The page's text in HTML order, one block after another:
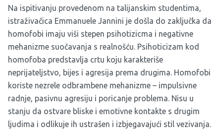
Na ispitivanju provedenom na talijanskim studentima,
istraživačica Emmanuele Jannini je došla do zaključka da
homofobi imaju viši stepen psihotizicma i negativne
mehanizme suočavanja s realnošću. Psihoticizam kod
homofoba predstavlja crtu koju karakteriše
neprijateljstvo, bijes i agresija prema drugima. Homofobi
koriste nezrele odbrambene mehanizme – impulsivne
radnje, pasivnu agresiju i poricanje problema. Nisu u
stanju da ostvare bliske i emotivne kontakte s drugim
ljudima i odlikuje ih ustrašen i izbjegavajući stil vezivanja.